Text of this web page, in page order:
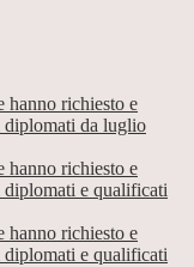
hanno richiesto e
diplomati da luglio
hanno richiesto e
e qualificati
hanno richiesto e
e qualificati